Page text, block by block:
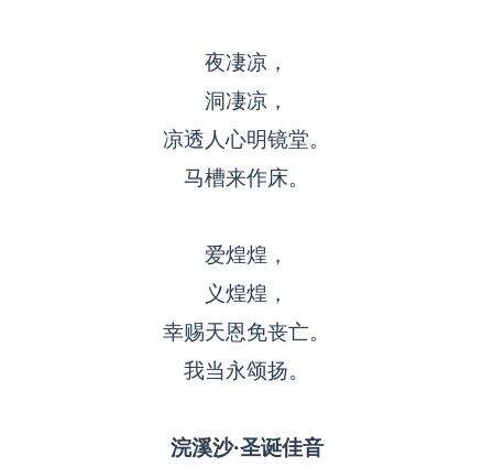
夜凄凉，
洞凄凉，
凉透人心明镜堂。
马槽来作床。
爱煌煌，
义煌煌，
幸赐天恩免丧亡。
我当永颂扬。
浣溪沙·圣诞佳音